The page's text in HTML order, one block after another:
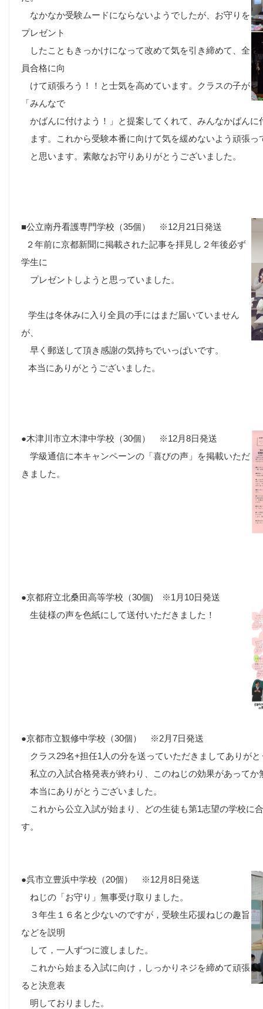
なかなか受験ムードにならないようでしたが、お守りを
プレゼント
した こともきっかけになって改めて気を引き締めて、全
員合格に向
けて頑張ろう！！と士気を高めています。クラスの子が
「みんなで
かばんに付けよう！」と提案してくれて、みんなかばんに
ます。これから受験本番に向けて気を緩めないよう頑張っ
と思います。素敵なお守りありがとうございました。
■公立南丹看護専門学校（35個） ※12月21日発送
２年前に京都新聞に掲載された記事を拝見し２年後必ず
学生に
プレゼントしようと思っていました。
学生は冬休みに入り全員の手にはまだ届いていません
が、
早く郵送して頂き感謝の気持ちでいっぱいです。
本当にありがとうございました。
●木津川市立木津中学校（30個） ※12月8日発送
学級通信に本キャンペーンの「喜びの声」を掲載いただ
きました。
●京都府立北桑田高等学校（30個) ※1月10日発送
生徒様の声を色紙にして送付いただきました！
●京都市立観修中学校（30個） ※2月7日発送
クラス29名+担任1人の分を送っていただきましてありがと
私立の入試合格発表が終わり、このねじの効果があってか
本当にありがとうございました。
これから公立入試が始まり、どの生徒も第1志望の学校に
す。
●呉市立豊浜中学校（20個） ※12月8日発送
ねじの「お守り」無事受け取りました。
３年生１６名と少ないのですが，受験生応援ねじの趣旨
などを説明
して，一人ずつに渡しました。
これから始まる入試に向け，しっかりネジを締めて頑張
ると決意表
明しておりました。